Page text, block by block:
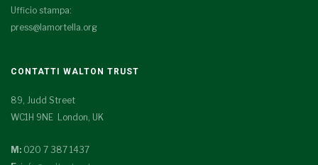
Ufficio stampa:
press@lamortella.org
CONTATTI WALTON TRUST
89, Judd Street
WC1H 9NE London, UK
M: 020 7 387 1437